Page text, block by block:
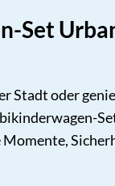
Set
Stadt oder